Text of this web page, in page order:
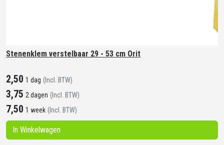
Stenenklem verstelbaar 29 - 53 cm Orit
2,50 1 dag (Incl. BTW)
3,75 2 dagen (Incl. BTW)
7,50 1 week (Incl. BTW)
In Winkelwagen